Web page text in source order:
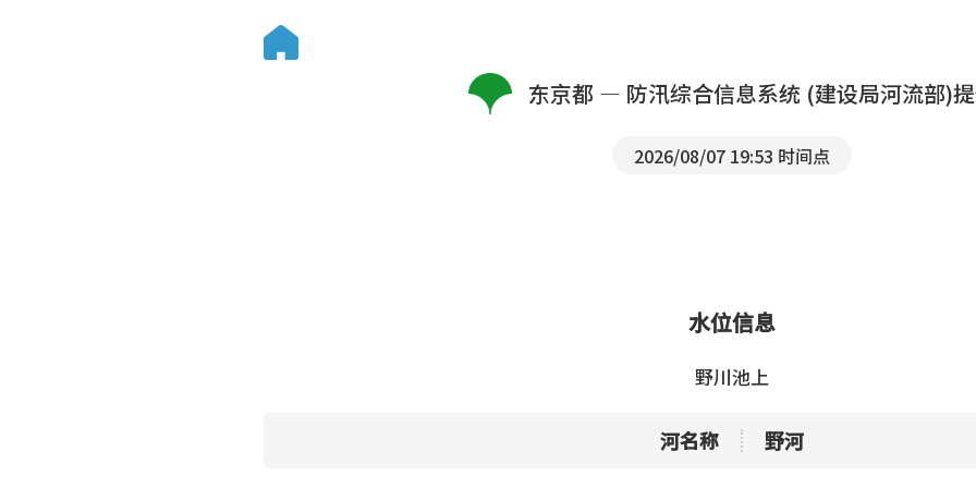
东京都 — 防汛综合信息系统 (建设局河流部)
2026/08/07 19:53 时间点
水位信息
野川池上
河名称 野河